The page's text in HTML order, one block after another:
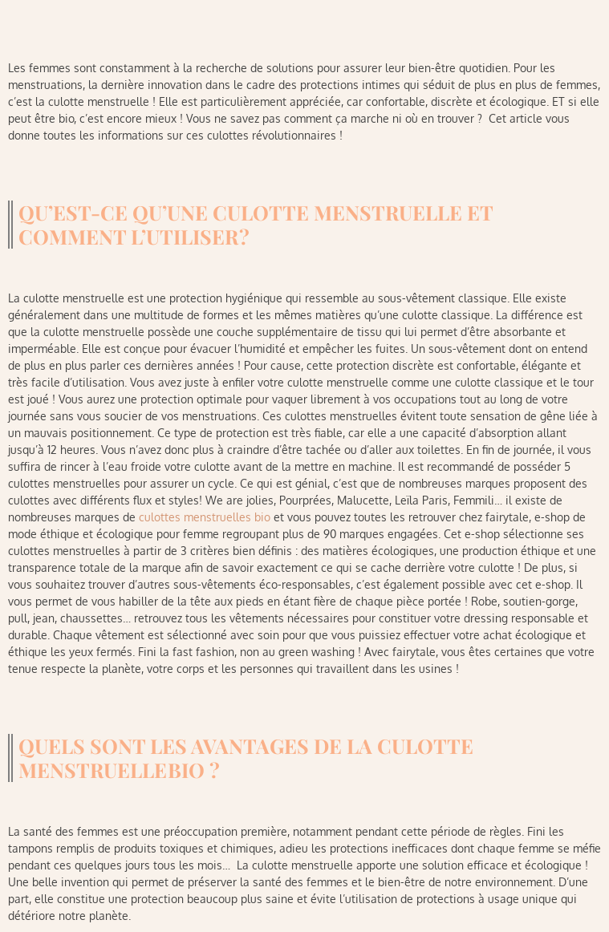
Les femmes sont constamment à la recherche de solutions pour assurer leur bien-être quotidien. Pour les
menstruations, la dernière innovation dans le cadre des protections intimes qui séduit de plus en plus de femmes,
c’est la culotte menstruelle ! Elle est particulièrement appréciée, car confortable, discrète et écologique. ET si elle
peut être bio, c’est encore mieux ! Vous ne savez pas comment ça marche ni où en trouver ? Cet article vous
donne toutes les informations sur ces culottes révolutionnaires !
QU’EST-CE QU’UNE CULOTTE MENSTRUELLE ET
COMMENT L’UTILISER ?
La culotte menstruelle est une protection hygiénique qui ressemble au sous-vêtement classique. Elle existe
généralement dans une multitude de formes et les mêmes matières qu’une culotte classique. La différence est
que la culotte menstruelle possède une couche supplémentaire de tissu qui lui permet d’être absorbante et
imperméable. Elle est conçue pour évacuer l’humidité et empêcher les fuites. Un sous-vêtement dont on entend
de plus en plus parler ces dernières années ! Pour cause, cette protection discrète est confortable, élégante et
très facile d’utilisation. Vous avez juste à enfiler votre culotte menstruelle comme une culotte classique et le tour
est joué ! Vous aurez une protection optimale pour vaquer librement à vos occupations tout au long de votre
journée sans vous soucier de vos menstruations. Ces culottes menstruelles évitent toute sensation de gêne liée à
un mauvais positionnement. Ce type de protection est très fiable, car elle a une capacité d’absorption allant
jusqu’à 12 heures. Vous n’avez donc plus à craindre d’être tachée ou d’aller aux toilettes. En fin de journée, il vous
suffira de rincer à l’eau froide votre culotte avant de la mettre en machine. Il est recommandé de posséder 5
culottes menstruelles pour assurer un cycle. Ce qui est génial, c’est que de nombreuses marques proposent des
culottes avec différents flux et styles! We are jolies, Pourprées, Malucette, Leïla Paris, Femmili… il existe de
nombreuses marques de culottes menstruelles bio et vous pouvez toutes les retrouver chez fairytale, e-shop de
mode éthique et écologique pour femme regroupant plus de 90 marques engagées. Cet e-shop sélectionne ses
culottes menstruelles à partir de 3 critères bien définis : des matières écologiques, une production éthique et une
transparence totale de la marque afin de savoir exactement ce qui se cache derrière votre culotte ! De plus, si
vous souhaitez trouver d’autres sous-vêtements éco-responsables, c’est également possible avec cet e-shop. Il
vous permet de vous habiller de la tête aux pieds en étant fière de chaque pièce portée ! Robe, soutien-gorge,
pull, jean, chaussettes… retrouvez tous les vêtements nécessaires pour constituer votre dressing responsable et
durable. Chaque vêtement est sélectionné avec soin pour que vous puissiez effectuer votre achat écologique et
éthique les yeux fermés. Fini la fast fashion, non au green washing ! Avec fairytale, vous êtes certaines que votre
tenue respecte la planète, votre corps et les personnes qui travaillent dans les usines !
QUELS SONT LES AVANTAGES DE LA CULOTTE
MENSTRUELLE BIO ?
La santé des femmes est une préoccupation première, notamment pendant cette période de règles. Fini les
tampons remplis de produits toxiques et chimiques, adieu les protections inefficaces dont chaque femme se méfie
pendant ces quelques jours tous les mois… La culotte menstruelle apporte une solution efficace et écologique !
Une belle invention qui permet de préserver la santé des femmes et le bien-être de notre environnement. D’une
part, elle constitue une protection beaucoup plus saine et évite l’utilisation de protections à usage unique qui
détériore notre planète.